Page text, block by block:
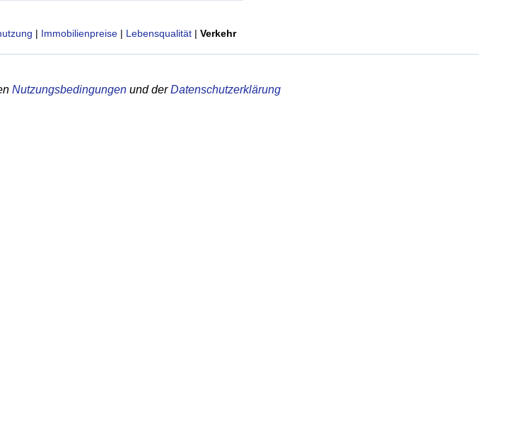
| Immobilienpreise | Lebensqualität | Verkehr
Nutzungsbedingungen und derDatenschutzerklärung